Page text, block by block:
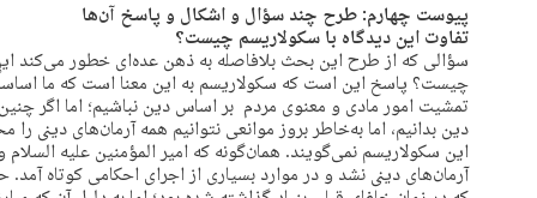
پیوست چهارم: طرح چند سؤال و اشکال و پاسخ آن‌ها
تفاوت این دیدگاه با سکولاریسم چیست؟
سؤالی که از طرح این بحث بلافاصله به ذهن عده‌ای خطور می‌کند
چیست؟ پاسخ این است که سکولاریسم به این معنا است که ما
تمشیت امور مادی و معنوی مردم بر اساس دین نباشیم؛ اما اگر
دین بدانیم، اما به‌خاطر بروز موانعی نتوانیم همه آرمان‌های دینی
این سکولاریسم نمی‌گویند. همان‌گونه که امیر المؤمنین علیه